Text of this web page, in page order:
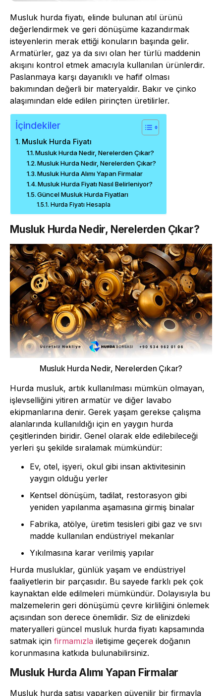
Musluk hurda fiyatı, elinde bulunan atıl ürünü
değerlendirmek ve geri dönüşüme kazandırmak
isteyenlerin merak ettiği konuların başında gelir.
Armatürler, gaz ya da sıvı olan her türlü maddenin
akışını kontrol etmek amacıyla kullanılan ürünlerdir.
Paslanmaya karşı dayanıklı ve hafif olması
bakımından değerli bir materyaldir. Bakır ve çinko
alaşımından elde edilen pirinçten üretilirler.
İçindekiler
Musluk Hurda Fiyatı
Musluk Hurda Nedir, Nerelerden Çıkar?
Musluk Hurda Nedir, Nerelerden Çıkar?
Musluk Hurda Alımı Yapan Firmalar
Musluk Hurda Fiyatı Nasıl Belirleniyor?
Güncel Musluk Hurda Fiyatları
Hurda Fiyatı Hesapla
Musluk Hurda Nedir, Nerelerden Çıkar?
Musluk Hurda Nedir, Nerelerden Çıkar?
Hurda musluk, artık kullanılması mümkün olmayan,
işlevselliğini yitiren armatür ve diğer lavabo
ekipmanlarına denir. Gerek yaşam gerekse çalışma
alanlarında kullanıldığı için en yaygın hurda
çeşitlerinden biridir. Genel olarak elde edilebileceği
yerleri şu şekilde sıralamak mümkündür:
Ev, otel, işyeri, okul gibi insan aktivitesinin
yaygın olduğu yerler
Kentsel dönüşüm, tadilat, restorasyon gibi
yeniden yapılanma aşamasına girmiş binalar
Fabrika, atölye, üretim tesisleri gibi gaz ve sıvı
madde kullanılan endüstriyel mekanlar
Yıkılmasına karar verilmiş yapılar
Hurda musluklar, günlük yaşam ve endüstriyel
faaliyetlerin bir parçasıdır. Bu sayede farklı pek çok
kaynaktan elde edilmeleri mümkündür. Dolayısıyla bu
malzemelerin geri dönüşümü çevre kirliliğini önlemek
açısından son derece önemlidir. Siz de elinizdeki
materyalleri güncel musluk hurda fiyatı kapsamında
satmak için firmamızla iletişime geçerek doğanın
korunmasına katkıda bulunabilirsiniz.
Musluk Hurda Alımı Yapan Firmalar
Musluk hurda satışı yaparken güvenilir bir firmayla